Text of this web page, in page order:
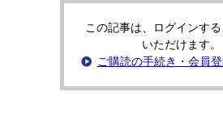
この記事は、ログインす
いただけます。
ご購読の手続き・会員